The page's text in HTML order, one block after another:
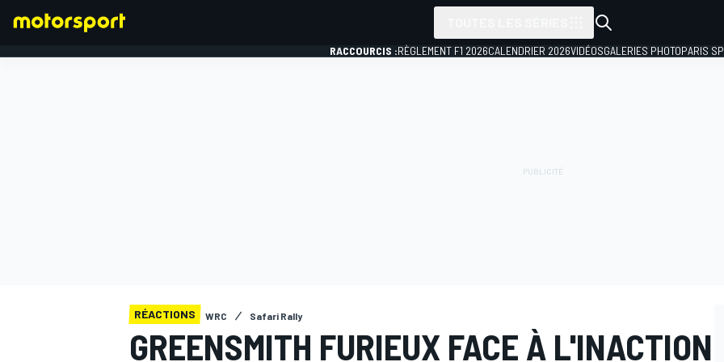
RACCOURCIS :RÈGLEMENT F1 2026CALENDRIER 2026VIDÉOSGALERIES PHOTOPARIS
RÉACTIONS WRC Safari Rally
GREENSMITH FURIEUX FACE À L'INACTION